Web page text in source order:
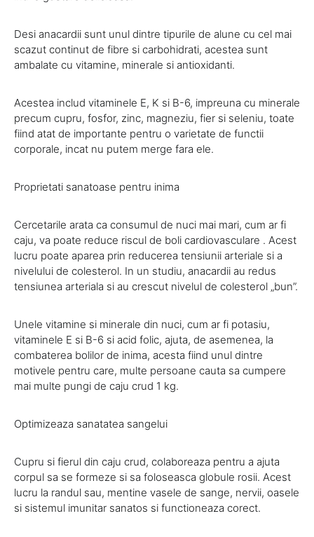
Desi anacardii sunt unul dintre tipurile de alune cu cel mai
scazut continut de fibre si carbohidrati, acestea sunt
ambalate cu vitamine, minerale si antioxidanti.
Acestea includ vitaminele E, K si B-6, impreuna cu minerale
precum cupru, fosfor, zinc, magneziu, fier si seleniu, toate
fiind atat de importante pentru o varietate de functii
corporale, incat nu putem merge fara ele.
Proprietati sanatoase pentru inima
Cercetarile arata ca consumul de nuci mai mari, cum ar fi
caju, va poate reduce riscul de boli cardiovasculare . Acest
lucru poate aparea prin reducerea tensiunii arteriale si a
nivelului de colesterol. In un studiu, anacardii au redus
tensiunea arteriala si au crescut nivelul de colesterol „bun”.
Unele vitamine si minerale din nuci, cum ar fi potasiu,
vitaminele E si B-6 si acid folic, ajuta, de asemenea, la
combaterea bolilor de inima, acesta fiind unul dintre
motivele pentru care, multe persoane cauta sa cumpere
mai multe pungi de caju crud 1 kg.
Optimizeaza sanatatea sangelui
Cupru si fierul din caju crud, colaboreaza pentru a ajuta
corpul sa se formeze si sa foloseasca globule rosii. Acest
lucru la randul sau, mentine vasele de sange, nervii, oasele
si sistemul imunitar sanatos si functioneaza corect.